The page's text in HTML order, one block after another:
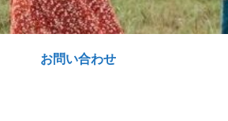
お問い合わせ